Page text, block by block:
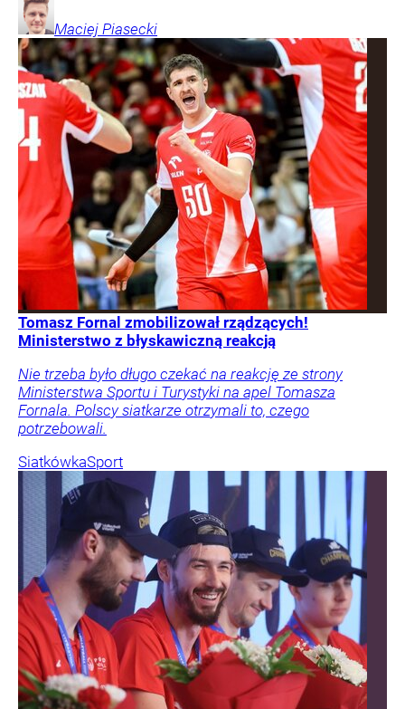
Maciej Piasecki
Tomasz Fornal zmobilizował rządzących!
Ministerstwo z błyskawiczną reakcją
Nie trzeba było długo czekać na reakcję ze strony
Ministerstwa Sportu i Turystyki na apel Tomasza
Fornala. Polscy siatkarze otrzymali to, czego
potrzebowali.
SiatkówkaSport